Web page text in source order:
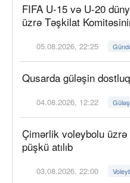
FIFA U-15 və U-20
üzrə Təşkilat
05.08.2026, 22:25
Qusarda güləşin
04.08.2026, 12:22 Güləş
Çimərlik voleybolu üzrə
püşkü atılıb
03.08.2026, 22:00